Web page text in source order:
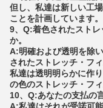
但し、私達は新しい工
ことを計画しています。
9、Q:着色されたスト
か。
A:明確および透明を除
されたストレッチ・フ
私達は透明明らかに作
の色のストレッチ・フ
10、Q:あなたの支払の
A:私達はそれが受諾可